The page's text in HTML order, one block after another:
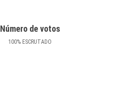
Número de votos
100% ESCRUTADO